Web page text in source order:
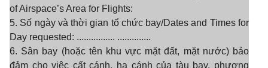
of Airspace’s Area for Flights:
5. Số ngày và thời gian tổ chức bay/Dates and Times for
Day requested: ................ ..............
6. Sân bay (hoặc tên khu vực mặt đất, mặt nước) bảo
đảm cho việc cất cánh, hạ cánh của tàu bay, phương